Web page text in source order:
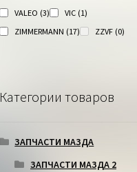
VALEO (3) VIC (1)
ZIMMERMANN (17) ZZVF (0)
Категории товаров
ЗАПЧАСТИ МАЗДА
ЗАПЧАСТИ МАЗДА 2